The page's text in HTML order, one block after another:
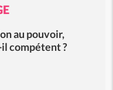
au pouvoir,
compétent ?